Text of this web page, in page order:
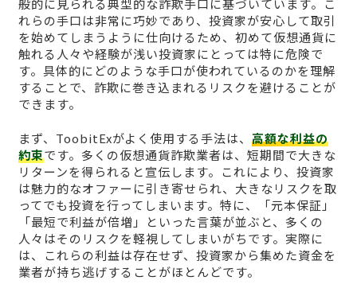
般的に見られる典型的な詐欺手口に基づいています。こ
れらの手口は非常に巧妙であり、投資家が安心して取引
を始めてしまうように仕向けるため、初めて仮想通貨に
触れる人々や経験が浅い投資家にとっては特に危険で
す。具体的にどのような手口が使われているのかを理解
することで、詐欺に巻き込まれるリスクを避けることが
できます。
まず、ToobitExがよく使用する手法は、 高額な利益の
約束です。多くの仮想通貨詐欺業者は、短期間で大きな
リターンを得られると宣伝します。これにより、投資家
は魅力的なオファーに引き寄せられ、大きなリスクを取
ってでも投資を行ってしまいます。特に、「元本保証」
「最短で利益が倍増」といった言葉が並ぶと、多くの
人々はそのリスクを軽視してしまいがちです。実際に
は、これらの利益は存在せず、投資家から集めた資金を
業者が持ち逃げすることがほとんどです。